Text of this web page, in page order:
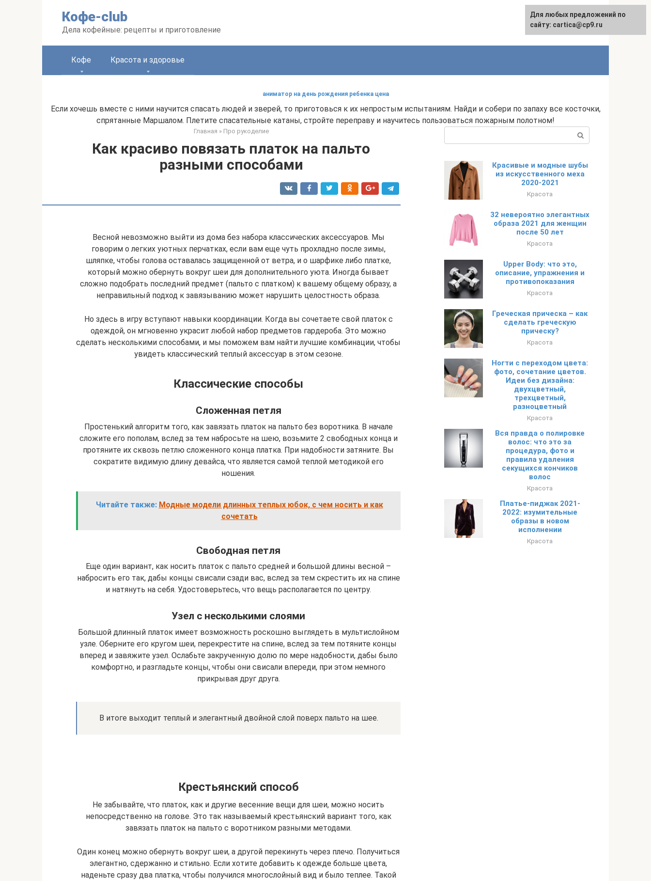
Кофе-club
Дела кофейные: рецепты и приготовление
English
Кофе Красота и здоровье
аниматор на день рождения ребенка цена
Если хочешь вместе с ними научится спасать людей и зверей, то приготовься к их непростым испытаниям. Найди и собери по запаху все косточки,
спрятанные Маршалом. Плетите спасательные катаны, стройте переправу и научитесь пользоваться пожарным полотном!
Главная » Про рукоделие
Как красиво повязать платок на пальто
разными способами
Весной невозможно выйти из дома без набора классических аксессуаров. Мы
говорим о легких уютных перчатках, если вам еще чуть прохладно после зимы,
шляпке, чтобы голова оставалась защищенной от ветра, и о шарфике либо платке,
который можно обернуть вокруг шеи для дополнительного уюта. Иногда бывает
сложно подобрать последний предмет (пальто с платком) к вашему общему образу, а
неправильный подход к завязыванию может нарушить целостность образа.
Но здесь в игру вступают навыки координации. Когда вы сочетаете свой платок с
одеждой, он мгновенно украсит любой набор предметов гардероба. Это можно
сделать несколькими способами, и мы поможем вам найти лучшие комбинации, чтобы
увидеть классический теплый аксессуар в этом сезоне.
Классические способы
Сложенная петля
Простенький алгоритм того, как завязать платок на пальто без воротника. В начале
сложите его пополам, вслед за тем набросьте на шею, возьмите 2 свободных конца и
протяните их сквозь петлю сложенного конца платка. При надобности затяните. Вы
сократите видимую длину девайса, что является самой теплой методикой его
ношения.
Читайте также: Модные модели длинных теплых юбок, с чем носить и как
сочетать
Свободная петля
Еще один вариант, как носить платок с пальто средней и большой длины весной –
набросить его так, дабы концы свисали сзади вас, вслед за тем скрестить их на спине
и натянуть на себя. Удостоверьтесь, что вещь располагается по центру.
Узел с несколькими слоями
Большой длинный платок имеет возможность роскошно выглядеть в мультислойном
узле. Оберните его кругом шеи, перекрестите на спине, вслед за тем потяните концы
вперед и завяжите узел. Ослабьте закрученную долю по мере надобности, дабы было
комфортно, и разгладьте концы, чтобы они свисали впереди, при этом немного
прикрывая друг друга.
В итоге выходит теплый и элегантный двойной слой поверх пальто на шее.
Крестьянский способ
Не забывайте, что платок, как и другие весенние вещи для шеи, можно носить
непосредственно на голове. Это так называемый крестьянский вариант того, как
завязать платок на пальто с воротником разными методами.
Один конец можно обернуть вокруг шеи, а другой перекинуть через плечо. Получиться
элегантно, сдержанно и стильно. Если хотите добавить к одежде больше цвета,
наденьте сразу два платка, чтобы получился многослойный вид и было теплее. Такой
Красивые и модные шубы
из искусственного меха
2020-2021
Красота
32 невероятно элегантных
образа 2021 для женщин
после 50 лет
Красота
Upper Body: что это,
описание, упражнения и
противопоказания
Красота
Греческая прическа – как
сделать греческую
прическу?
Красота
Ногти с переходом цвета:
фото, сочетание цветов.
Идеи без дизайна:
двухцветный,
трехцветный,
разноцветный
Красота
Вся правда о полировке
волос: что это за
процедура, фото и
правила удаления
секущихся кончиков
волос
Красота
Платье-пиджак 2021-
2022: изумительные
образы в новом
исполнении
Красота
Для любых предложений по
сайту: cartica@cp9.ru